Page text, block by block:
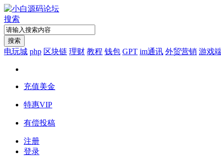
搜索
搜索
电玩城 php 区块链 理财 教程 钱包 GPT im通讯 外贸营销 游戏
充值美金
特惠VIP
有偿投稿
注册
登录